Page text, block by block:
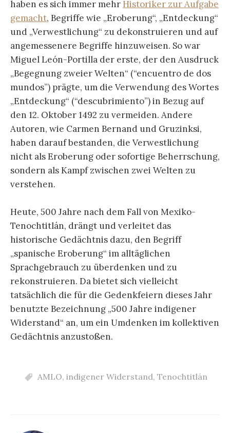
haben es sich immer mehr Historiker zur Aufgabe
gemacht, Begriffe wie „Eroberung“, „Entdeckung“
und „Verwestlichung“ zu dekonstruieren und auf
angemessenere Begriffe hinzuweisen. So war
Miguel León-Portilla der erste, der den Ausdruck
„Begegnung zweier Welten“ (“encuentro de dos
mundos”) prägte, um die Verwendung des Wortes
„Entdeckung“ (“descubrimiento”) in Bezug auf
den 12. Oktober 1492 zu vermeiden. Andere
Autoren, wie Carmen Bernand und Gruzinksi,
haben darauf bestanden, die Verwestlichung
nicht als Eroberung oder sofortige Beherrschung,
sondern als Kampf zwischen zwei Welten zu
verstehen.
Heute, 500 Jahre nach dem Fall von Mexiko-
Tenochtitlán, drängt und verleitet das
historische Gedächtnis dazu, den Begriff
„spanische Eroberung“ im alltäglichen
Sprachgebrauch zu überdenken und zu
rekonstruieren. Da bietet sich vielleicht
tatsächlich die für die Gedenkfeiern dieses Jahr
benutzte Bezeichnung „500 Jahre indigener
Widerstand“ an, um ein Umdenken im kollektiven
Gedächtnis anzustoßen.
AMLO, indigener Widerstand, Tenochtitlán